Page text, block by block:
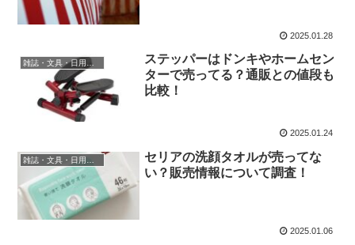
2025.01.28
雑誌・文具・日用品・インテリア
ステッパーはドンキやホームセン
ターで売ってる？通販との値段も
比較！
2025.01.24
雑誌・文具・日用品・インテリア
セリアの洗顔タオルが売ってな
い？販売情報について調査！
2025.01.06